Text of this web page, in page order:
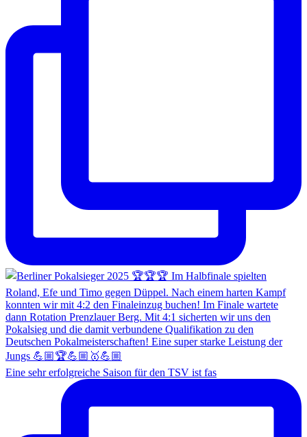
Eine sehr erfolgreiche Saison für den TSV ist fas